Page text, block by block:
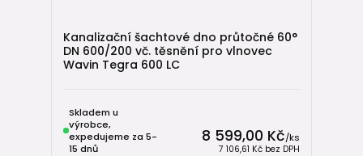
Kanalizační šachtové dno průtočné 60°
DN 600/200 vč. těsnění pro vlnovec
Wavin Tegra 600 LC
8 599,00 Kč/ks
7 106,61 Kč bez DPH
Skladem u
výrobce,
expedujeme za 5-
15 dnů